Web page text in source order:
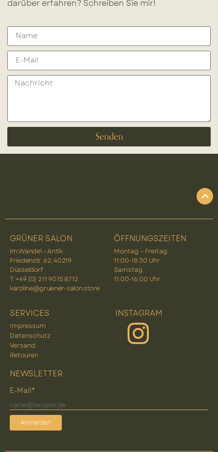
darüber erfahren? Schreiben Sie mir!
Senden
GRÜNER SALON
im Wandel – Antik
Friedenstr. 62, 40219
Düsseldorf
T: +49 (0) 2 11 90 15 87 12
karoline@gruener-salon.store
ÖFFNUNGSZEITEN
Montag – Freitag
11:00-18:30 Uhr
Samstag
11:00-16:00 Uhr
SERVICES
Impressum
Datenschutz
Versand
Retouren
INSTAGRAM
NEWSLETTER
E-Mail*
Anmelden